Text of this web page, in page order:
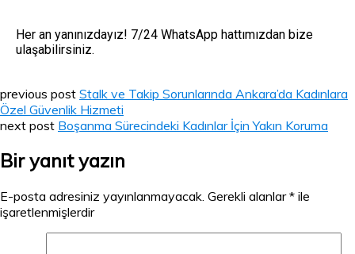
Her an yanınızdayız! 7/24 WhatsApp hattımızdan bize
ulaşabilirsiniz.
previous post Stalk ve Takip Sorunlarında Ankara’da Kadınlara
Özel Güvenlik Hizmeti
next post Boşanma Sürecindeki Kadınlar İçin Yakın Koruma
Bir yanıt yazın
E-posta adresiniz yayınlanmayacak. Gerekli alanlar* ile
işaretlenmişlerdir